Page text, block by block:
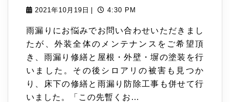
宅
並
区
T
様
邸
2021年10月19日 2021
10
月
19
日
| 4:30 PM
雨漏りにお悩みでお問い合わせいただきまし
たが、外装全体のメンテナンスをご希望頂
き、雨漏り修繕と屋根・外壁・塀の塗装を行
いました。その後シロアリの被害も見つか
り、床下の修繕と雨漏り防除工事も併せて行
いました。「この先暫くお…